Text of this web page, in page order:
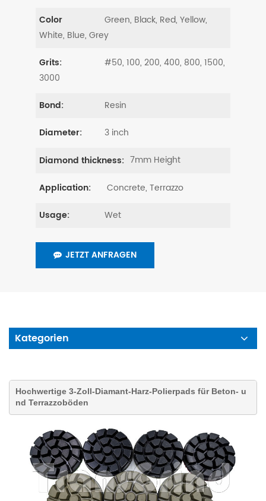
Color
Green, Black, Red, Yellow,
White, Blue, Grey
Grits:
#50, 100, 200, 400, 800, 1500,
3000
Bond: Resin
Diameter: 3 inch
Diamond thickness: 7mm Height
Application: Concrete, Terrazzo
Usage: Wet
JETZT ANFRAGEN
Kategorien
Hochwertige 3-Zoll-Diamant-Harz-Polierpads für Beton- u
nd Terrazzoböden